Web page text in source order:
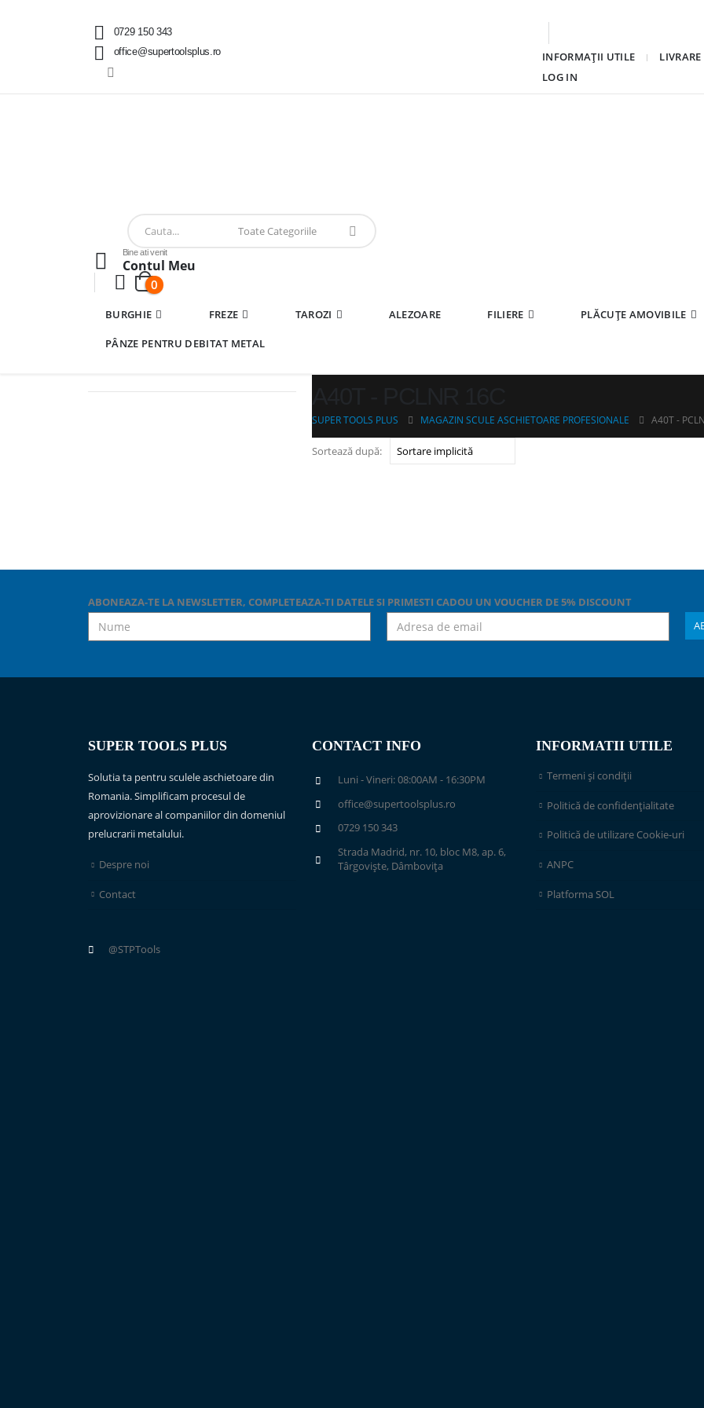
0729 150 343
office@supertoolsplus.ro
INFORMAȚII UTILE LIVRARE
LOG IN
Bine ati venit
Contul Meu
0
BURGHIE FREZE TAROZI ALEZOARE FILIERE PLĂCUȚE AMOVIBILE
PÂNZE PENTRU DEBITAT METAL
SUPER TOOLS PLUS MAGAZIN SCULE ASCHIETOARE PROFESIONALE A40T -
Sortează după:
ABONEAZA-TE LA NEWSLETTER, COMPLETEAZA-TI DATELE SI PRIMESTI CADOU UN VOUCHER DE 5% DISCOUNT
SUPER TOOLS PLUS
Solutia ta pentru sculele aschietoare din
Romania. Simplificam procesul de
aprovizionare al companiilor din domeniul
prelucrarii metalului.
Despre noi
Contact
@STPTools
CONTACT INFO
Luni - Vineri: 08:00AM - 16:30PM
office@supertoolsplus.ro
0729 150 343
Strada Madrid, nr. 10, bloc M8, ap. 6,
Târgoviște, Dâmbovița
INFORMATII UTILE
Termeni și condiții
Politică de confidențialitate
Politică de utilizare Cookie-uri
ANPC
Platforma SOL